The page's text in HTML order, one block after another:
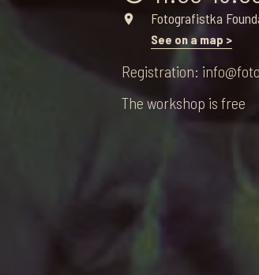
place Fotografistka
See on a map >
Registration:
The workshop is free